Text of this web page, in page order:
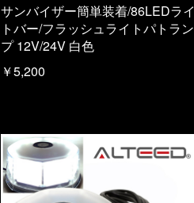
サンバイザー簡単装着/86LEDライ
トバー/フラッシュライトパトラン
プ 12V/24V 白色
￥5,200